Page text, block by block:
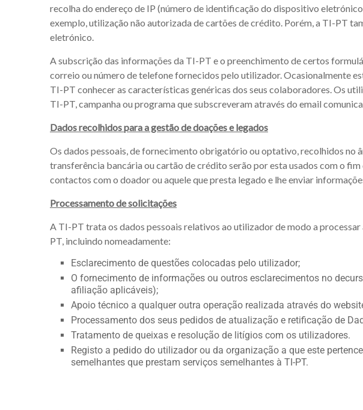
recolha do endereço de IP (número de identificação do dispositivo
exemplo, utilização não autorizada de cartões de crédito. Porém, a TI-PT
eletrónico.
A subscrição das informações da TI-PT e o preenchimento de certos
correio ou número de telefone fornecidos pelo utilizador. Ocasionalmente
TI-PT conhecer as características genéricas dos seus colaboradores. Os
TI-PT, campanha ou programa que subscreveram através do email
Dados recolhidos para a gestão de doações e legados
Os dados pessoais, de fornecimento obrigatório ou optativo, recolhidos
transferência bancária ou cartão de crédito serão por esta usados com o
contactos com o doador ou aquele que presta legado e lhe enviar
Processamento de solicitações
A TI-PT trata os dados pessoais relativos ao utilizador de modo a
PT, incluindo nomeadamente:
Esclarecimento de questões colocadas pelo utilizador;
O fornecimento de informações ou outros esclarecimentos no
afiliação aplicáveis);
Apoio técnico a qualquer outra operação realizada através do
Processamento dos seus pedidos de atualização e retificação de
Tratamento de queixas e resolução de litígios com os utilizadores.
Registo a pedido do utilizador ou da organização a que este
semelhantes que prestam serviços semelhantes à TI-PT.